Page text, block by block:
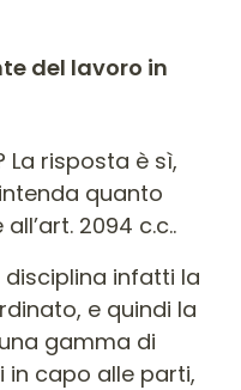
del lavoro in
risposta è sì,
quanto
2094 c.c..
disciplina infatti la
e quindi la
gamma di
in capo alle parti,